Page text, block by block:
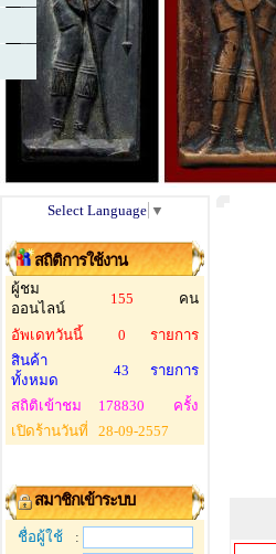
Select Language ▼
สถิติการใช้งาน
ผู้ชม
ออนไลน์
155 คน
อัพเดทวันนี้ 0
รายการ
สินค้า
ทั้งหมด
43 รายการ
สถิติเข้าชม 178830
ครั้ง
เปิดร้านวันที่
28-09-2557
สมาชิกเข้าระบบ
ชื่อผู้ใช้
: